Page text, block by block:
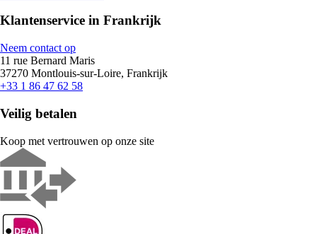
Klantenservice in Frankrijk
Neem contact op
11 rue Bernard Maris
37270 Montlouis-sur-Loire, Frankrijk
+33 1 86 47 62 58
Veilig betalen
Koop met vertrouwen op onze site